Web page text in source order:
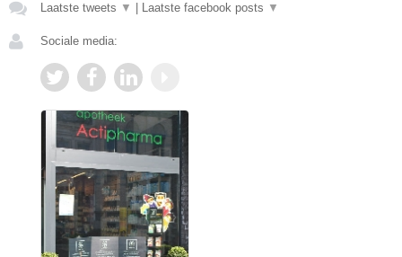
Laatste tweets ▼ Laatste facebook posts ▼
Sociale media: